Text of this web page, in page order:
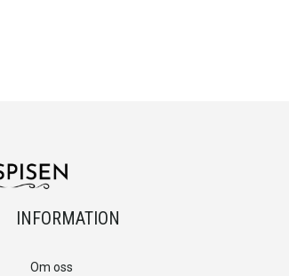
INFORMATION
Om oss